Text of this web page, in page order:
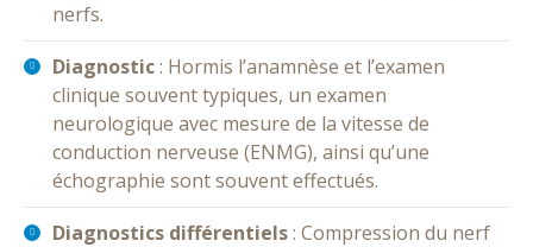
nerfs.
Diagnostic: Hormis l’anamnèse et l’examen
clinique souvent typiques, un examen
neurologique avec mesure de la vitesse de
conduction nerveuse (ENMG), ainsi qu’une
échographie sont souvent effectués.
Diagnostics différentiels: Compression du nerf